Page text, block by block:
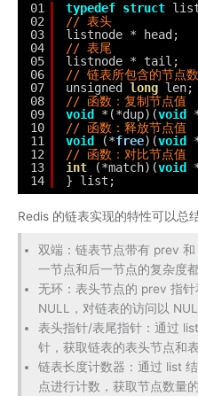
01
02
03
04
05
06
07
08
09
10
11
12
13
14
typedef struct
// 表头
listnode * head;
// 表尾
listnode * tail;
// 链表所包含的节点
unsigned long len;
// 函数：复制节点值
void
*(*dup)(void
// 函数：释放节点值
void
(*free)(void
// 函数：对比节点值
int
(*match)(void
} list;
Redis 的链表实现的特性可以总
双端：链表节点带有 prev
一节点和后一节点的复杂度都
无环：表头节点的 prev 指
NULL，对链表的访问以
表头指针/表尾指针：通过
针，获取链表的表头节点和
链表长度计数器：通过 list
点进行计数，获取节点数量